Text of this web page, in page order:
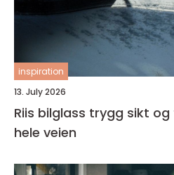
inspiration
13. July 2026
Riis bilglass trygg sikt og fagmessig arbeid
hele veien